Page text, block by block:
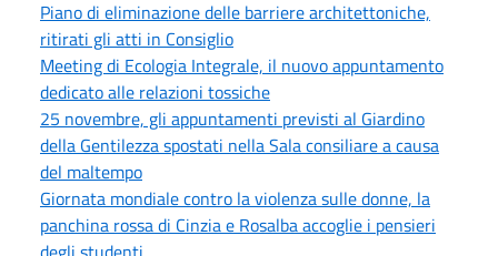
Piano di eliminazione delle barriere architettoniche,
ritirati gli atti in Consiglio
Meeting di Ecologia Integrale, il nuovo appuntamento
dedicato alle relazioni tossiche
25 novembre, gli appuntamenti previsti al Giardino
della Gentilezza spostati nella Sala consiliare a causa
del maltempo
Giornata mondiale contro la violenza sulle donne, la
panchina rossa di Cinzia e Rosalba accoglie i pensieri